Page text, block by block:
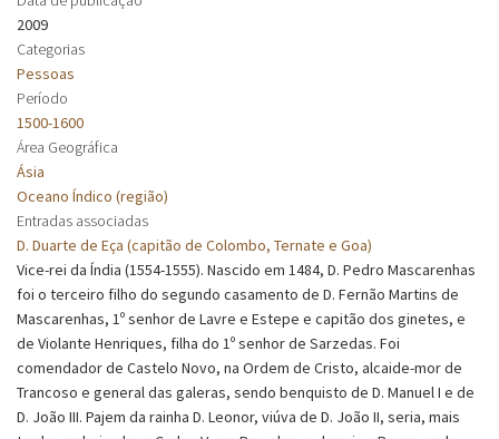
2009
Categorias
Pessoas
Período
1500-1600
Área Geográfica
Ásia
Oceano Índico (região)
Entradas associadas
D. Duarte de Eça (capitão de Colombo, Ternate e Goa)
Vice-rei da Índia (1554-1555). Nascido em 1484, D. Pedro Mascarenhas
foi o terceiro filho do segundo casamento de D. Fernão Martins de
Mascarenhas, 1º senhor de Lavre e Estepe e capitão dos ginetes, e
de Violante Henriques, filha do 1º senhor de Sarzedas. Foi
comendador de Castelo Novo, na Ordem de Cristo, alcaide-mor de
Trancoso e general das galeras, sendo benquisto de D. Manuel I e de
D. João III. Pajem da rainha D. Leonor, viúva de D. João II, seria, mais